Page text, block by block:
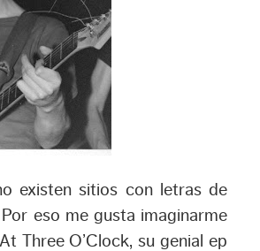
existen sitios con letras de
Por eso me gusta imaginarme
Three O’Clock, su genial ep